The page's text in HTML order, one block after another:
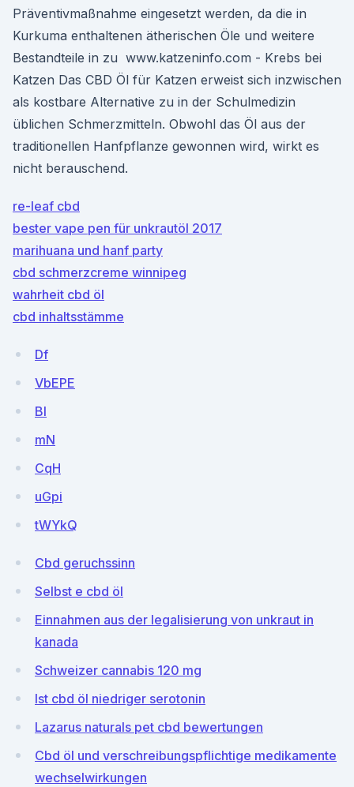
Präventivmaßnahme eingesetzt werden, da die in
Kurkuma enthaltenen ätherischen Öle und weitere
Bestandteile in zu www.katzeninfo.com - Krebs bei
Katzen Das CBD Öl für Katzen erweist sich inzwischen
als kostbare Alternative zu in der Schulmedizin
üblichen Schmerzmitteln. Obwohl das Öl aus der
traditionellen Hanfpflanze gewonnen wird, wirkt es
nicht berauschend.
re-leaf cbd
bester vape pen für unkrautöl 2017
marihuana und hanf party
cbd schmerzcreme winnipeg
wahrheit cbd öl
cbd inhaltsstämme
Df
VbEPE
BI
mN
CqH
uGpi
tWYkQ
Cbd geruchssinn
Selbst e cbd öl
Einnahmen aus der legalisierung von unkraut in
kanada
Schweizer cannabis 120 mg
Ist cbd öl niedriger serotonin
Lazarus naturals pet cbd bewertungen
Cbd öl und verschreibungspflichtige medikamente
wechselwirkungen